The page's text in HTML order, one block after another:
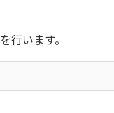
行います。